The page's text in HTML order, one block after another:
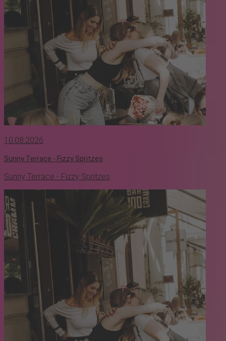
10.08.2026
Sunny Terrace - Fizzy Spritzes
Sunny Terrace - Fizzy Spritzes